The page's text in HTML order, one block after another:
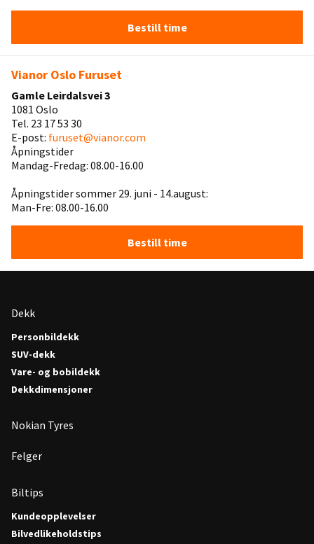
Bestill time
Vianor Oslo Furuset
Gamle Leirdalsvei 3
1081 Oslo
Tel. 23 17 53 30
E-post: furuset@vianor.com
Åpningstider
Mandag-Fredag: 08.00-16.00
Åpningstider sommer 29. juni - 14.august:
Man-Fre: 08.00-16.00
Bestill time
Dekk
Personbildekk
SUV-dekk
Vare- og bobildekk
Dekkdimensjoner
Nokian Tyres
Felger
Biltips
Kundeopplevelser
Bilvedlikeholdstips